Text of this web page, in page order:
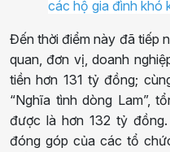
các hộ gia đình khó
Đến thời điểm này đã tiếp
quan, đơn vị, doanh
tiền hơn 131 tỷ đồng;
“Nghĩa tình dòng Lam”,
được là hơn 132 tỷ
đóng góp của các tổ